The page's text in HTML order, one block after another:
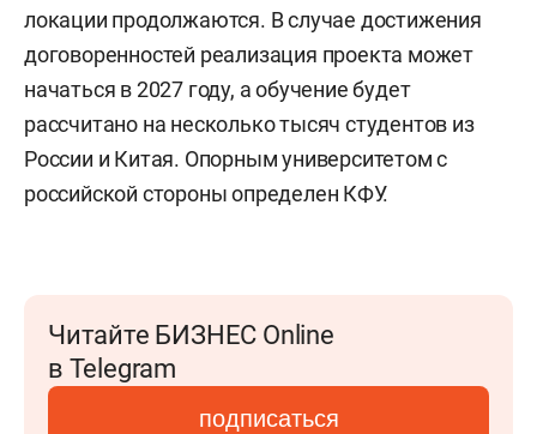
локации продолжаются. В случае достижения
договоренностей реализация проекта может
начаться в 2027 году, а обучение будет
рассчитано на несколько тысяч студентов из
России и Китая. Опорным университетом с
российской стороны определен КФУ.
Читайте БИЗНЕС Online
в Telegram
подписаться